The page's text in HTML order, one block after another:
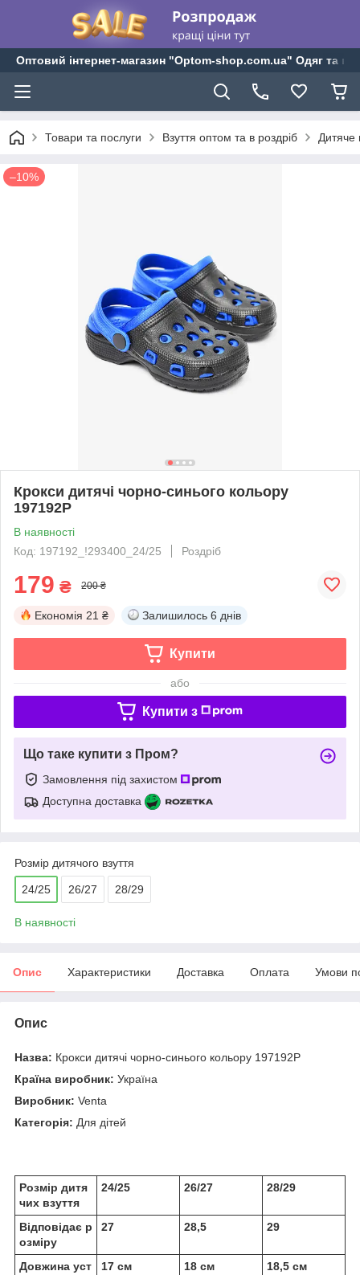
Оптовий інтернет-магазин "Optom-shop.com.ua" Одяг та
Товари та послуги Взуття оптом та в роздріб Дитяче
–10%
Крокси дитячі чорно-синього кольору
197192P
В наявності
Код: 197192_!293400_24/25
Роздріб
179 ₴ 200 ₴
Економія 21 ₴ Залишилось 6 днів
Купити
або
Купити з
Що таке купити з Пром?
Замовлення під захистом
Доступна доставка
Розмір дитячого взуття
24/25 26/27 28/29
В наявності
Опис Характеристики Доставка Оплата Умови
Опис
Назва: Крокси дитячі чорно-синього кольору 197192P
Країна виробник: Україна
Виробник: Venta
Категорія: Для дітей
Розмір дитя
чих взуття
24/25 26/27 28/29
Відповідає р
озміру
27 28,5 29
Довжина уст
17 см 18 см 18,5 см